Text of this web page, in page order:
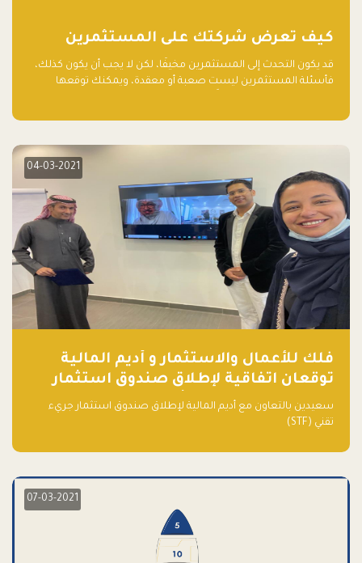
كيف تعرض شركتك على المستثمرين
قد يكون التحدث إلى المستثمرين مخيفًا، لكن لا يجب أن يكون كذلك،
فأسئلة المستثمرين ليست صعبة أو معقدة، ويمكنك توقعها
04-03-2021
فلك للأعمال والاستثمار و أديم المالية
توقعان اتفاقية لإطلاق صندوق استثمار
جريء تقني (STF) - مشغل من قبل فـلك
سعيدين بالتعاون مع أديم المالية لإطلاق صندوق استثمار جريء
تقني (STF)
07-03-2021